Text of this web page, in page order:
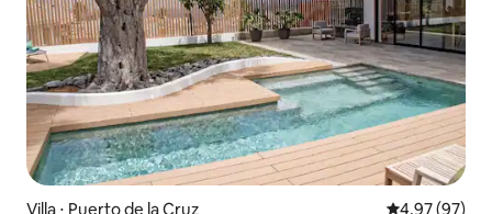
Villa ⋅ Puerto de la Cruz Évaluation
4,97 (97)